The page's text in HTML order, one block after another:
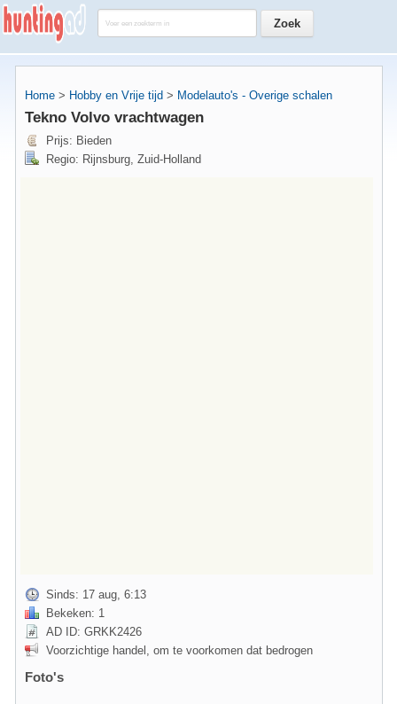
Home > Hobby en Vrije tijd > Modelauto's - Overige schalen
Tekno Volvo vrachtwagen
Prijs: Bieden
Regio: Rijnsburg, Zuid-Holland
Sinds: 17 aug, 6:13
Bekeken: 1
AD ID: GRKK2426
Voorzichtige handel, om te voorkomen dat bedrogen
Foto's